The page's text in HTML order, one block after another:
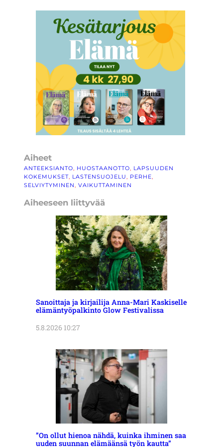
Aiheet
ANTEEKSIANTO, HUOSTAANOTTO, LAPSUUDEN
KOKEMUKSET, LASTENSUOJELU, PERHE
SELVIYTYMINEN, VAIKUTTAMINEN
Aiheeseen liittyvää
Sanoittaja ja kirjailija Anna-Mari Kaskiselle
elämäntyöpalkinto Glow Festivalissa
5.8.2026 10:27
”On ollut hienoa nähdä, kuinka ihminen saa
uuden suunnan elämäänsä työn kautta”